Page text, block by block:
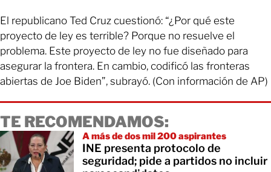
El republicano Ted Cruz cuestionó: “¿Por qué este
proyecto de ley es terrible? Porque no resuelve el
problema. Este proyecto de ley no fue diseñado para
asegurar la frontera. En cambio, codificó las fronteras
abiertas de Joe Biden”, subrayó. (Con información de AP)
TE RECOMENDAMOS:
A más de dos mil 200 aspirantes
INE presenta protocolo de
seguridad; pide a partidos no incluir